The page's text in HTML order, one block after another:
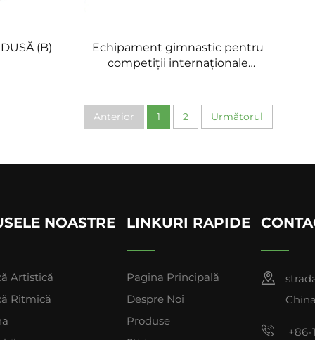
(B)
Echipament gimnastic pentru
competiții internaționale
Anterior 1 2 Următorul
NOASTRE
Artistică
Ritmică
LINKURI RAPIDE
Pagina Principală
Despre Noi
Produse
China
+86-